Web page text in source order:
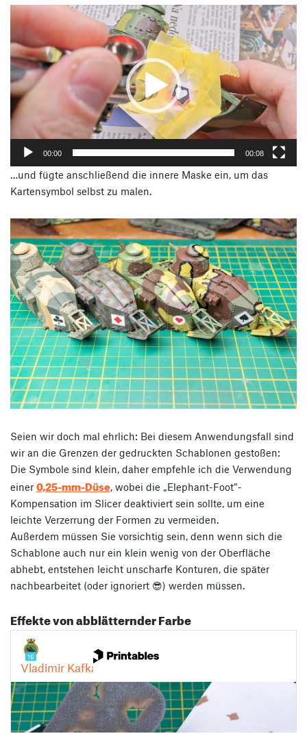
Video-
Player
00:00 00:08
…und fügte anschließend die innere Maske ein, um das
Kartensymbol selbst zu malen.
Seien wir doch mal ehrlich: Bei diesem Anwendungsfall sind
wir an die Grenzen der gedruckten Schablonen gestoßen:
Die Symbole sind klein, daher empfehle ich die Verwendung
einer 0,25-mm-Düse, wobei die „Elephant-Foot“-
Kompensation im Slicer deaktiviert sein sollte, um eine
leichte Verzerrung der Formen zu vermeiden.
Außerdem müssen Sie vorsichtig sein, denn wenn sich die
Schablone auch nur ein klein wenig von der Oberfläche
abhebt, entstehen leicht unscharfe Konturen, die später
nachbearbeitet (oder ignoriert 😎) werden müssen.
Effekte von abblätternder Farbe